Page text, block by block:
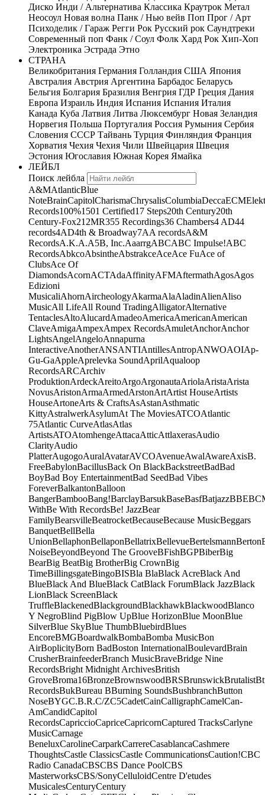
Диско Инди / Альтернатива Классика Краутрок Метал
Неосоул Новая волна Панк / Нью вейв Поп Прог / Арт
Психоделик / Гараж Регги Рок Русский рок Саундтреки
Современный поп Фанк / Соул Фолк Хард Рок Хип-Хоп
Электроника Эстрада Этно
СТРАНА
Великобритания Германия Голландия США Япония
Австралия Австрия Аргентина Барбадос Беларусь
Бельгия Болгария Бразилия Венгрия ГДР Греция Дания
Европа Израиль Индия Испания Испания Италия
Канада Куба Латвия Литва Люксембург Новая Зеландия
Норвегия Польша Португалия Россия Румыния Сербия
Словения СССР Тайвань Турция Финляндия Франция
Хорватия Чехия Чехия Чили Швейцария Швеция
Эстония Югославия Южная Корея Ямайка
ЛЕЙБЛ
Поиск лейбла
A&MAtlanticBlue
NoteBrainCapitolCharismaChrysalisColumbiaDeccaECM
Records100%1501 Certified17 Steps20th Century20th
Century-Fox21 2MR355 Recordings36 Chambers4 AD44
records4AD4th & Broadway7AA recordsA&M
RecordsA.K.A.A5B, Inc.AaarrgABCABC Impulse!ABC
RecordsAbkcoAbsintheAbstrakceAceAce FuAce of
ClubsAce Of
DiamondsAcornACTAdaAffinityAFMAftermathAgosAgos
Edizioni
MusicaliAhornAircheologyAkarmaAlaAladinAlienAliso
MusicAll LifeAll Round TradingAlligatorAlternative
TentaclesAltoAlucardAmadeoAmericaAmericanAmerican
ClaveAmigaAmpexAmpex RecordsAmuletAnchorAnchor
LightsAngelAngeloAnnapurna
InteractiveAnotherANSANTIAntillesAntropANWOAOIAp-
Gu-GaAppleAprelevka SoundAprilAqualoop
RecordsARCArchiv
ProduktionArdeckAreitoArgoArgonautaAriolaAristaArista
NovusAristonArmaArmedArstonArtArtist HouseArtists
HouseArtoneArts & CraftsAsAstanAsthmatic
KittyAstralwerkAsylumAt The MoviesATCOAtlantic
75Atlantic CurveAtlasAtlas
ArtistsATOAtomhengeAttacaAtticAttlaxerasAudio
ClarityAudio
PlatterAugogoAuralAvatarAVCOAvenueAwalAwareAxisB.
FreeBabylonBacillusBack On BlackBackstreetBadBad
BoyBad Boy EntertainmentBad SeedBad Vibes
ForeverBalkantonBalloon
BangerBambooBang!BarclayBarsukBaseBasfBatjazzBBE
WithBe With RecordsBe! JazzBear
FamilyBearsvilleBeatrocketBecauseBecause MusicBeggars
BanquetBellBella
UnionBellaphonBellaponBellatrixBellevueBertelsmannBerton
NoiseBeyondBeyond The GrooveBFishBGPBiberBig
BearBig BeatBig BrotherBig CrownBig
TimeBillingsgateBingoBISBla BlaBlack AcreBlack And
BlueBlack And BlueBlack CatBlack ForumBlack JazzBlack
LionBlack ScreenBlack
TruffleBlackenedBlackgroundBlackhawkBlackwoodBlanco
Y NegroBlind PigBlow UpBlue HorizonBlue MoonBlue
SilverBlue SkyBlue ThumbBluebirdBlues
EncoreBMGBoardwalkBombaBomba MusicBon
AirBoplicityBorn BadBoston InternationalBoulevardBrain
CrusherBrainfeederBranch MusicBraveBridge Nine
RecordsBright Midnight ArchivesBritish
GroveBroma16BronzeBrownswoodBRSBrunswickBrutalist
RecordsBukBureau BBurning SoundsBushbranchButton
NoseBYGC.B.R.C/ZC5CadetCainCalligraphCamelCan-
AmCandidCapitol
RecordsCapriccioCapriceCapricornCaptured TracksCarlyne
MusicCarnage
BeneluxCarolineCarparkCarrereCasablancaCashmere
ThoughtsCastle ClassicsCastle CommunicationsCaution!CBC
Radio CanadaCBSCBS Dance PoolCBS
MasterworksCBS/SonyCelluloidCentre D'etudes
MusicalesCenturyCentury